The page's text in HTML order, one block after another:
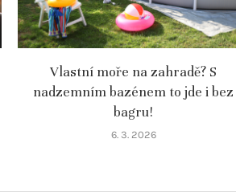
Vlastní moře na zahradě? S
nadzemním bazénem to jde i bez
bagru!
6. 3. 2026